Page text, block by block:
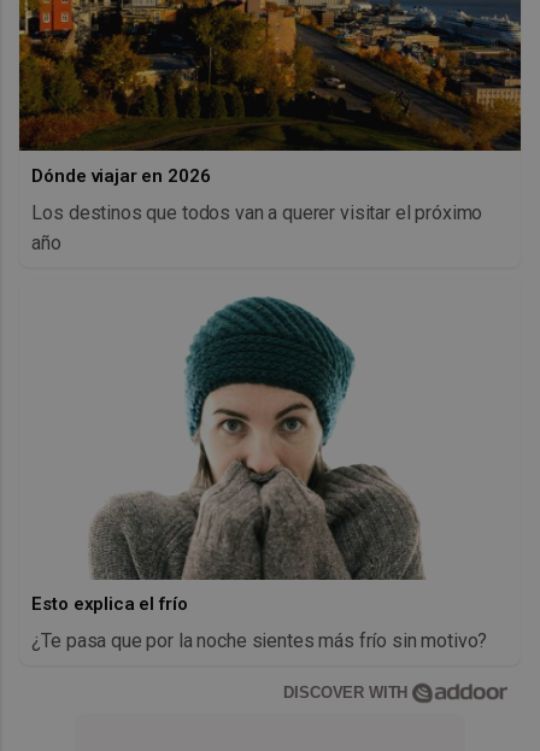
Dónde viajar en 2026
Los destinos que todos van a querer visitar el próximo
año
Esto explica el frío
¿Te pasa que por la noche sientes más frío sin motivo?
DISCOVER WITH